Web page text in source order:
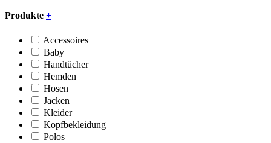
Produkte +
Accessoires
Baby
Handtücher
Hemden
Hosen
Jacken
Kleider
Kopfbekleidung
Polos